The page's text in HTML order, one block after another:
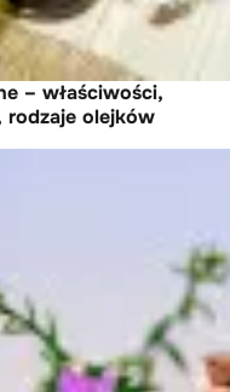
– właściwości,
rodzaje olejków